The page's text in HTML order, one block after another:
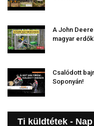
A John
magyar
Csalódott
Soponyán!
Ti küldtétek -